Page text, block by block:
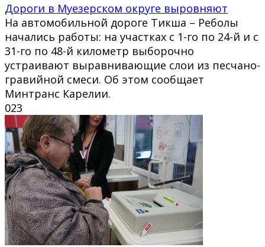
Дороги в Муезерском округе выровняют
На автомобильной дороге Тикша – Реболы
начались работы: на участках с 1-го по 24-й и с
31-го по 48-й километр выборочно
устраивают выравнивающие слои из песчано-
гравийной смеси. Об этом сообщает
Минтранс Карелии.
023